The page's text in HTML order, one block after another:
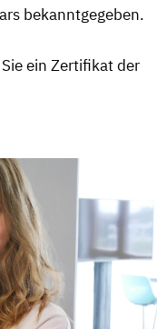
bekanntgegeben.
ein Zertifikat der